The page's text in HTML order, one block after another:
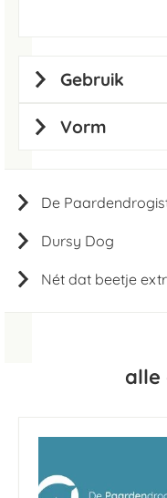
alle
De
Dursy Dog
Nét dat beetje
Gebruik
Vorm